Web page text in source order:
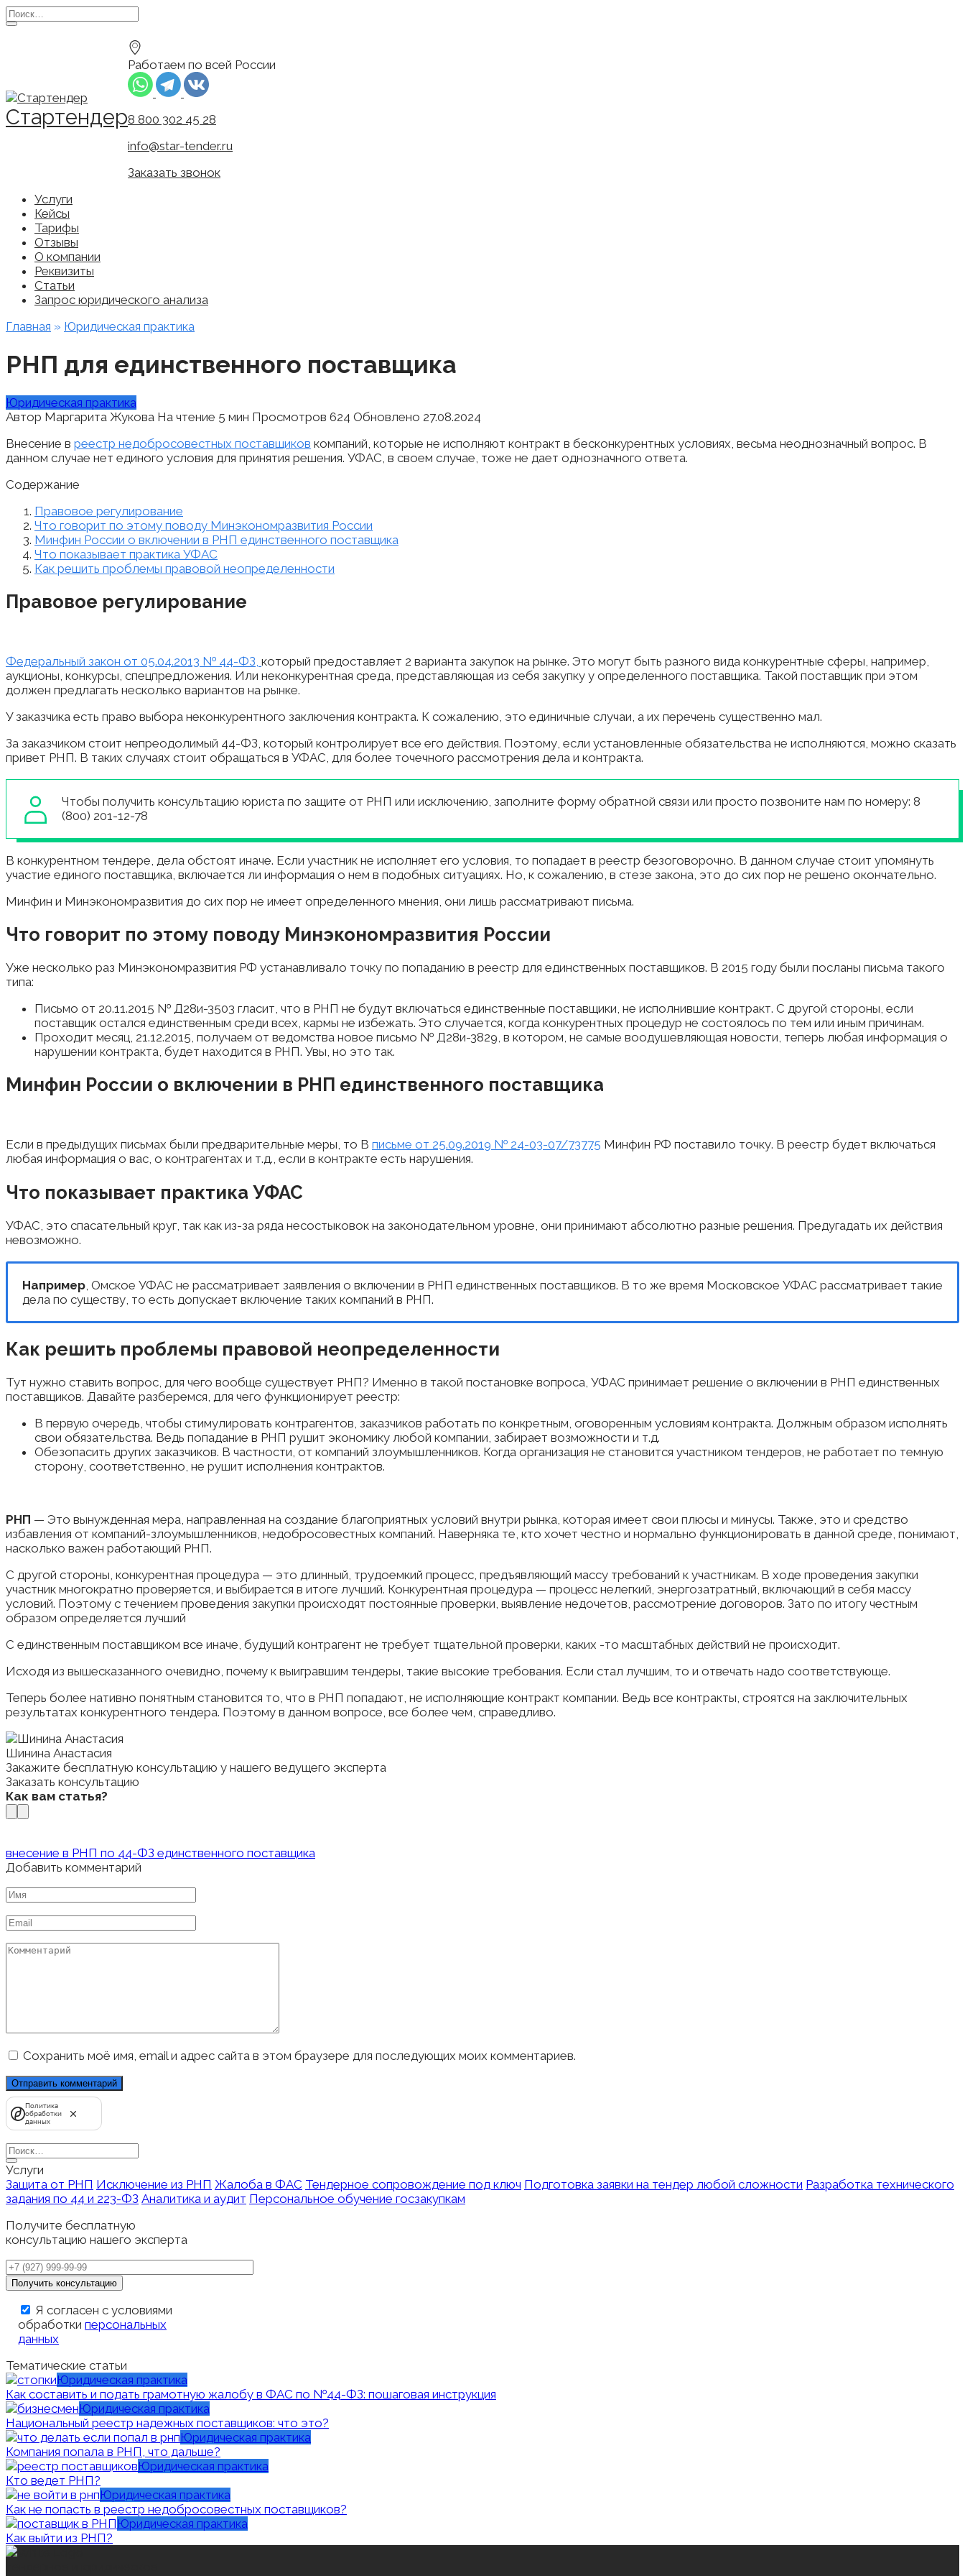
Перейти
к
Search
for:
Стартендер
Работаем по всей России
8 800 302 45 28
info@star-tender.ru
Заказать звонок
Услуги
Кейсы
Тарифы
Отзывы
О компании
Реквизиты
Статьи
Запрос юридического анализа
Главная » Юридическая практика
РНП для единственного поставщика
Юридическая практика
Автор Маргарита Жукова На чтение 5 мин Просмотров 624 Обновлено 27.08.2024
Внесение в реестр недобросовестных поставщиков компаний, которые не исполняют контракт в бесконкурентных условиях, весьма неоднозначный вопрос. В
данном случае нет единого условия для принятия решения. УФАС, в своем случае, тоже не дает однозначного ответа.
Содержание
Правовое регулирование
Что говорит по этому поводу Минэкономразвития России
Минфин России о включении в РНП единственного поставщика
Что показывает практика УФАС
Как решить проблемы правовой неопределенности
Правовое регулирование
Федеральный закон от 05.04.2013 № 44-ФЗ, который предоставляет 2 варианта закупок на рынке. Это могут быть разного вида конкурентные сферы, например,
аукционы, конкурсы, спецпредложения. Или неконкурентная среда, представляющая из себя закупку у определенного поставщика. Такой поставщик при этом
должен предлагать несколько вариантов на рынке.
У заказчика есть право выбора неконкурентного заключения контракта. К сожалению, это единичные случаи, а их перечень существенно мал.
За заказчиком стоит непреодолимый 44-ФЗ, который контролирует все его действия. Поэтому, если установленные обязательства не исполняются, можно сказать
привет РНП. В таких случаях стоит обращаться в УФАС, для более точечного рассмотрения дела и контракта.
Чтобы получить консультацию юриста по защите от РНП или исключению, заполните форму обратной связи или просто позвоните нам по номеру: 8
(800) 201-12-78
В конкурентном тендере, дела обстоят иначе. Если участник не исполняет его условия, то попадает в реестр безоговорочно. В данном случае стоит упомянуть
участие единого поставщика, включается ли информация о нем в подобных ситуациях. Но, к сожалению, в стезе закона, это до сих пор не решено окончательно.
Минфин и Минэкономразвития до сих пор не имеет определенного мнения, они лишь рассматривают письма.
Что говорит по этому поводу Минэкономразвития России
Уже несколько раз Минэкономразвития РФ устанавливало точку по попаданию в реестр для единственных поставщиков. В 2015 году были посланы письма такого
типа:
Письмо от 20.11.2015 № Д28и-3503 гласит, что в РНП не будут включаться единственные поставщики, не исполнившие контракт. С другой стороны, если
поставщик остался единственным среди всех, кармы не избежать. Это случается, когда конкурентных процедур не состоялось по тем или иным причинам.
Проходит месяц, 21.12.2015, получаем от ведомства новое письмо № Д28и-3829, в котором, не самые воодушевляющая новости, теперь любая информация о
нарушении контракта, будет находится в РНП. Увы, но это так.
Минфин России о включении в РНП единственного поставщика
Если в предыдущих письмах были предварительные меры, то В письме от 25.09.2019 № 24-03-07/73775 Минфин РФ поставило точку. В реестр будет включаться
любая информация о вас, о контрагентах и т.д., если в контракте есть нарушения.
Что показывает практика УФАС
УФАС, это спасательный круг, так как из-за ряда несостыковок на законодательном уровне, они принимают абсолютно разные решения. Предугадать их действия
невозможно.
Например , Омское УФАС не рассматривает заявления о включении в РНП единственных поставщиков. В то же время Московское УФАС рассматривает такие
дела по существу, то есть допускает включение таких компаний в РНП.
Как решить проблемы правовой неопределенности
Тут нужно ставить вопрос, для чего вообще существует РНП? Именно в такой постановке вопроса, УФАС принимает решение о включении в РНП единственных
поставщиков. Давайте разберемся, для чего функционирует реестр:
В первую очередь, чтобы стимулировать контрагентов, заказчиков работать по конкретным, оговоренным условиям контракта. Должным образом исполнять
свои обязательства. Ведь попадание в РНП рушит экономику любой компании, забирает возможности и т.д.
Обезопасить других заказчиков. В частности, от компаний злоумышленников. Когда организация не становится участником тендеров, не работает по темную
сторону, соответственно, не рушит исполнения контрактов.
РНП — Это вынужденная мера, направленная на создание благоприятных условий внутри рынка, которая имеет свои плюсы и минусы. Также, это и средство
избавления от компаний-злоумышленников, недобросовестных компаний. Наверняка те, кто хочет честно и нормально функционировать в данной среде, понимают,
насколько важен работающий РНП.
С другой стороны, конкурентная процедура — это длинный, трудоемкий процесс, предъявляющий массу требований к участникам. В ходе проведения закупки
участник многократно проверяется, и выбирается в итоге лучший. Конкурентная процедура — процесс нелегкий, энергозатратный, включающий в себя массу
условий. Поэтому с течением проведения закупки происходят постоянные проверки, выявление недочетов, рассмотрение договоров. Зато по итогу честным
образом определяется лучший
С единственным поставщиком все иначе, будущий контрагент не требует тщательной проверки, каких -то масштабных действий не происходит.
Исходя из вышесказанного очевидно, почему к выигравшим тендеры, такие высокие требования. Если стал лучшим, то и отвечать надо соответствующе.
Теперь более нативно понятным становится то, что в РНП попадают, не исполняющие контракт компании. Ведь все контракты, строятся на заключительных
результатах конкурентного тендера. Поэтому в данном вопросе, все более чем, справедливо.
Шинина Анастасия
Закажите бесплатную консультацию у нашего ведущего эксперта
Заказать консультацию
Как вам статья?
внесение в РНП по 44-ФЗ единственного поставщика
Добавить комментарий
Имя
Email
Комментарий
Сохранить моё имя, email и адрес сайта в этом браузере для последующих моих комментариев.
Политика
обработки
данных
Search
for:
Услуги
Защита от РНП Исключение из РНП Жалоба в ФАС Тендерное сопровождение под ключ Подготовка заявки на тендер любой сложности Разработка технического
задания по 44 и 223-ФЗ Аналитика и аудит Персональное обучение госзакупкам
Получите бесплатную
консультацию нашего эксперта
Я согласен с условиями
обработки персональных
данных
Тематические статьи
Юридическая практика
Как составить и подать грамотную жалобу в ФАС по №44-ФЗ: пошаговая инструкция
Юридическая практика
Национальный реестр надежных поставщиков: что это?
Юридическая практика
Компания попала в РНП, что дальше?
Юридическая практика
Кто ведет РНП?
Юридическая практика
Как не попасть в реестр недобросовестных поставщиков?
Юридическая практика
Как выйти из РНП?